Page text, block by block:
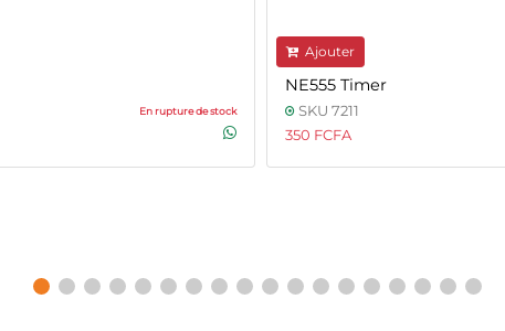
En rupture de stock
Ajouter
NE555 Timer
SKU 7211
350 FCFA